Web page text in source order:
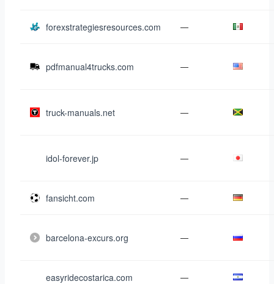
forexstrategiesresources.com —
pdfmanual4trucks.com —
truck-manuals.net —
idol-forever.jp —
fansicht.com —
barcelona-excurs.org —
easyridecostarica.com —